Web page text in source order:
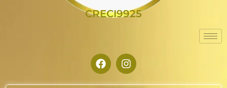
CRECI9925